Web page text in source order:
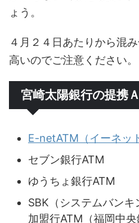
ょう。
４月２４日あたりから混
高いのでご注意ください。
宮崎太陽銀行の提携
E-netATM（イーネッ
セブン銀行ATM
ゆうちょ銀行ATM
SBK（システムバンキ
加盟行ATM（福岡中